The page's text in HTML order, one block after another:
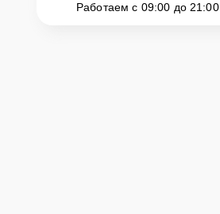
Работаем с 09:00 до 21:00